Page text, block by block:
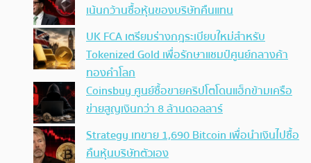
เน้นกว้านซื้อหุ้นของบริษัทคืนแทน
UK FCA เตรียมร่างกฎระเบียบใหม่สำหรับ
Tokenized Gold เพื่อรักษาแชมป์ศูนย์กลางค้า
ทองคำโลก
Coinsbuy ศูนย์ซื้อขายคริปโตโดนแฮ็กข้ามเครือ
ข่ายสูญเงินกว่า 8 ล้านดอลลาร์
Strategy เทขาย 1,690 Bitcoin เพื่อนำเงินไปซื้อ
คืนหุ้นบริษัทตัวเอง